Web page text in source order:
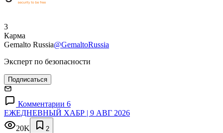
3
Карма
Gemalto Russia@GemaltoRussia
Эксперт по безопасности
Подписаться
Комментарии 6
ЕЖЕДНЕВНЫЙ ХАБР | 9 АВГ 2026
20K
2